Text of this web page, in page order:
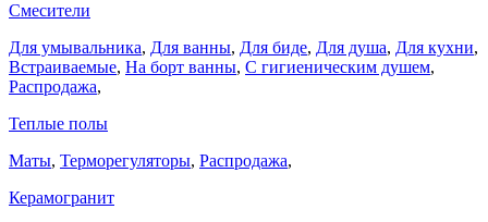
Смесители
Для умывальника, Для ванны, Для биде, Для душа, Для кухни,
Встраиваемые, На борт ванны, C гигиеническим душем,
Распродажа,
Теплые полы
Маты, Терморегуляторы, Распродажа,
Керамогранит